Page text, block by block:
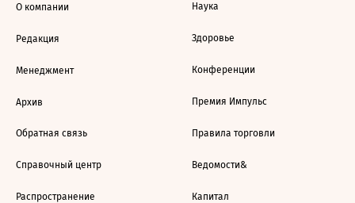
О компании
Редакция
Менеджмент
Архив
Обратная связь
Справочный центр
Распространение
Наука
Здоровье
Конференции
Премия Импульс
Правила торговли
Ведомости&
Капитал